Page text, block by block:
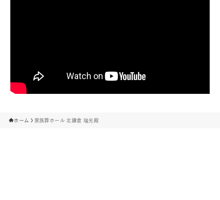
ホーム 家族葬ホール 北鎌倉 瑞光殿